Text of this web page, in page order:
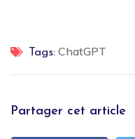
Tags: ChatGPT
Partager cet article